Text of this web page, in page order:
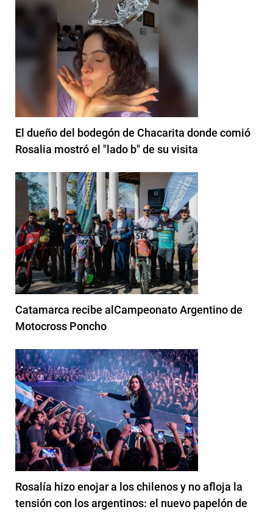
El dueño del bodegón de Chacarita donde comió
Rosalia mostró el "lado b" de su visita
Catamarca recibe alCampeonato Argentino de
Motocross Poncho
Rosalía hizo enojar a los chilenos y no afloja la
tensión con los argentinos: el nuevo papelón de